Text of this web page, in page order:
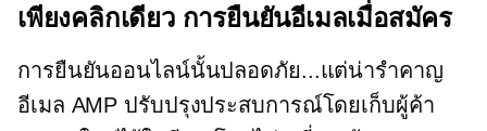
เพียงคลิกเดียวการยืนยันอีเมลเมื่อสมัคร
การยืนยันออนไลน์นั้นปลอดภัย...แต่น่ารำคาญ
อีเมล AMP ปรับปรุงประสบการณ์โดยเก็บผู้ค้า